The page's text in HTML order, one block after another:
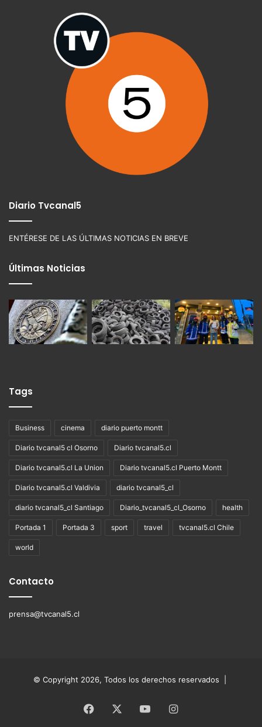
Diario Tvcanal5
ENTÉRESE DE LAS ÚLTIMAS NOTICIAS EN BREVE
Últimas Noticias
Tags
Business cinema diario puerto montt
Diario tvcanal5 cl Osorno Diario tvcanal5.cl
Diario tvcanal5.cl La Union Diario tvcanal5.cl Puerto Montt
Diario tvcanal5.cl Valdivia diario tvcanal5_cl
diario tvcanal5_cl Santiago Diario_tvcanal5_cl_Osorno health
Portada 1 Portada 3 sport travel tvcanal5.cl Chile
world
Contacto
prensa@tvcanal5.cl
© Copyright 2026, Todos los derechos reservados |
Facebook YouTubeInstagram